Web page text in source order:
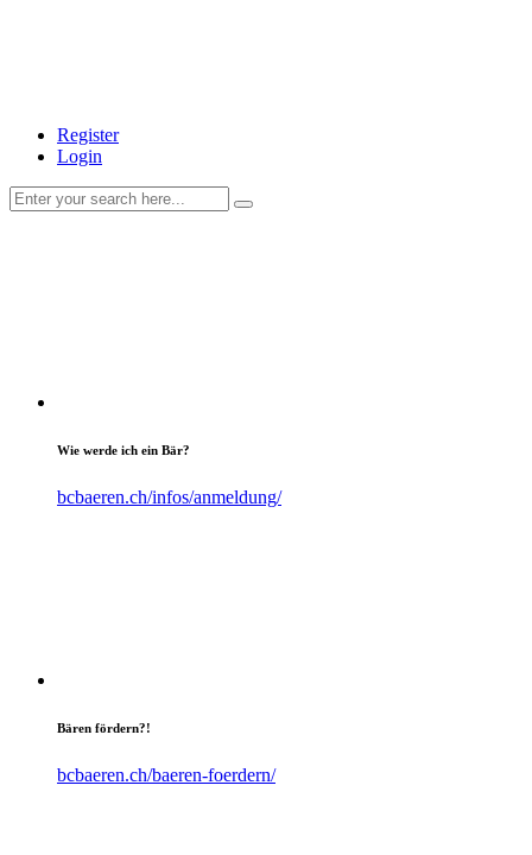
Register
Login
Wie werde ich ein Bär?
bcbaeren.ch/infos/anmeldung/
Bären fördern?!
bcbaeren.ch/baeren-foerdern/